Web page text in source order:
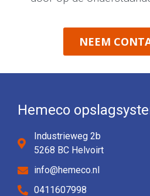
NEEM
Hemeco
Industrieweg 2b
5268 BC Helvoirt
info@hemeco.nl
0411607998